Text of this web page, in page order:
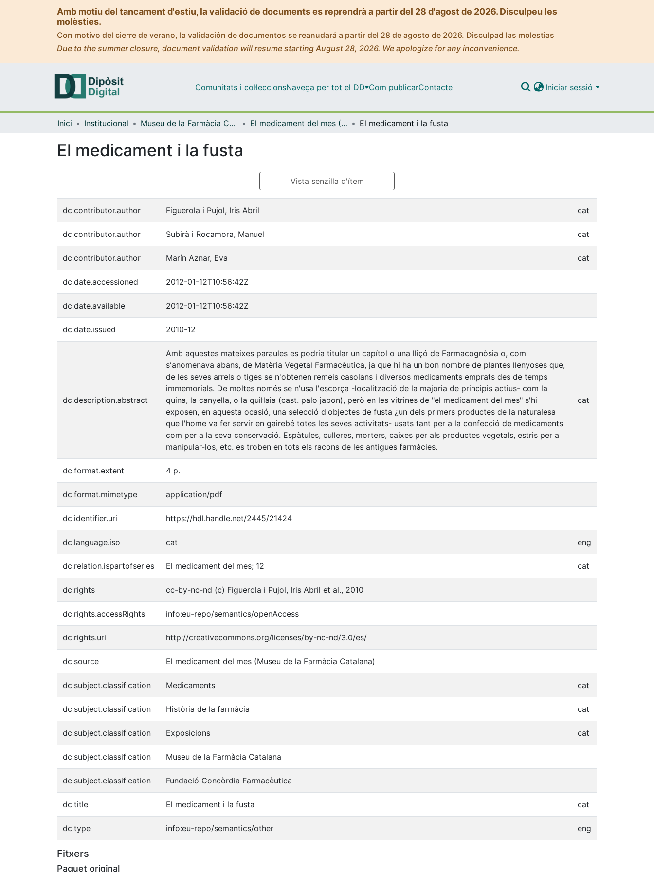
Amb motiu del tancament d'estiu, la validació de documents es reprendrà a partir del 28 d'agost de 2026. Disculpeu les
molèsties.
Con motivo del cierre de verano, la validación de documentos se reanudará a partir del 28 de agosto de 2026. Disculpad las molestias
Due to the summer closure, document validation will resume starting August 28, 2026. We apologize for any inconvenience.
Comunitats i col·leccionsNavega per tot el DD Com publicarContacte Iniciar sessió
Inici Institucional Museu de la Farmàcia Catalana El medicament del mes (Museu de la Farmàcia Catalana) El medicament i la fusta
El medicament i la fusta
Vista senzilla d'ítem
dc.contributor.author Figuerola i Pujol, Iris Abril cat
dc.contributor.author Subirà i Rocamora, Manuel cat
dc.contributor.author Marín Aznar, Eva cat
dc.date.accessioned 2012-01-12T10:56:42Z
dc.date.available 2012-01-12T10:56:42Z
dc.date.issued 2010-12
dc.description.abstract
Amb aquestes mateixes paraules es podria titular un capítol o una lliçó de Farmacognòsia o, com
s'anomenava abans, de Matèria Vegetal Farmacèutica, ja que hi ha un bon nombre de plantes llenyoses que,
de les seves arrels o tiges se n'obtenen remeis casolans i diversos medicaments emprats des de temps
immemorials. De moltes només se n'usa l'escorça -localització de la majoria de principis actius- com la
quina, la canyella, o la quil·laia (cast. palo jabon), però en les vitrines de "el medicament del mes" s'hi
exposen, en aquesta ocasió, una selecció d'objectes de fusta ¿un dels primers productes de la naturalesa
que l'home va fer servir en gairebé totes les seves activitats- usats tant per a la confecció de medicaments
com per a la seva conservació. Espàtules, culleres, morters, caixes per als productes vegetals, estris per a
manipular-los, etc. es troben en tots els racons de les antigues farmàcies.
cat
dc.format.extent 4 p.
dc.format.mimetype application/pdf
dc.identifier.uri https://hdl.handle.net/2445/21424
dc.language.iso cat eng
dc.relation.ispartofseries El medicament del mes; 12 cat
dc.rights cc-by-nc-nd (c) Figuerola i Pujol, Iris Abril et al., 2010
dc.rights.accessRights info:eu-repo/semantics/openAccess
dc.rights.uri http://creativecommons.org/licenses/by-nc-nd/3.0/es/
dc.source El medicament del mes (Museu de la Farmàcia Catalana)
dc.subject.classification Medicaments cat
dc.subject.classification Història de la farmàcia cat
dc.subject.classification Exposicions cat
dc.subject.classification Museu de la Farmàcia Catalana
dc.subject.classification Fundació Concòrdia Farmacèutica
dc.title El medicament i la fusta cat
dc.type info:eu-repo/semantics/other eng
Fitxers
Paquet original